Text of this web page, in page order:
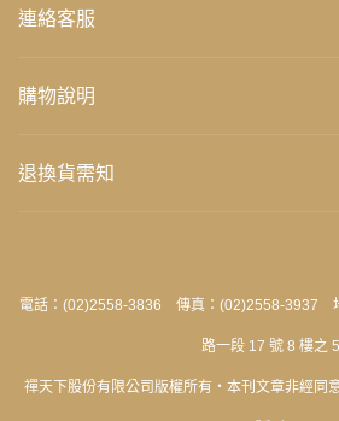
連絡客服
購物說明
退換貨需知
電話：(02)2558-3836 傳真：(02)2558-3937
路一段 17 號 8 樓之 5
禪天下股份有限公司版權所有‧本刊文章非經同